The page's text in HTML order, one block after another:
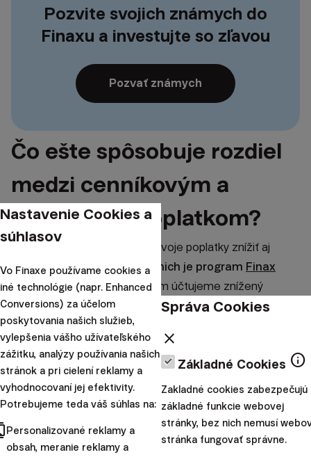
Pozvite svojich známych do
Finaxu a investujte so zľavou
Pozvať známych
Čo ešte spôsobuje rozdiel
medzi cenníkovým a
skutočným poplatkom?
Popri zľavách si klienti vedia svoje poplatky znížiť aj
ďalšími spôsobmi. Jedným z nich je program Finax
Elite,v rámci ktorého klientom účtujeme znížený
poplatok (0,85 % ročne + DPH pri majetku nad 100 000
eur a 0,65 % ročne + DPH pri majetku nad 500 000 eur).
Klienti tiež môžu využiť produkty so zníženým
poplatkom.Prvým z nich je
Európsky dôchodok
(PEPP), v ktorom celkové náklady klienta dosahujú 0,9
% ročne. Z toho len0,6 % ročne predstavuje
správcovský poplatok Finaxua za zvyšok zodpovedá
DPH a vnútorné náklady použitých ETF fondov.
Nastavenie Cookies a
súhlasov
Vo Finaxe používame cookies a
iné technológie (napr. Enhanced
Conversions) za účelom
poskytovania našich služieb,
vylepšenia vášho užívateľského
zážitku, analýzy používania našich
stránok a pri cielení reklamy a
vyhodnocovaní jej efektivity.
Potrebujeme teda váš súhlas na:
Personalizované reklamy a
obsah, meranie reklamy a
Správa Cookies
close
Základné Cookies info
Zakladné cookies zabezpečujú
základné funkcie webovej
stránky, bez nich nemusí
stránka fungovať správne.